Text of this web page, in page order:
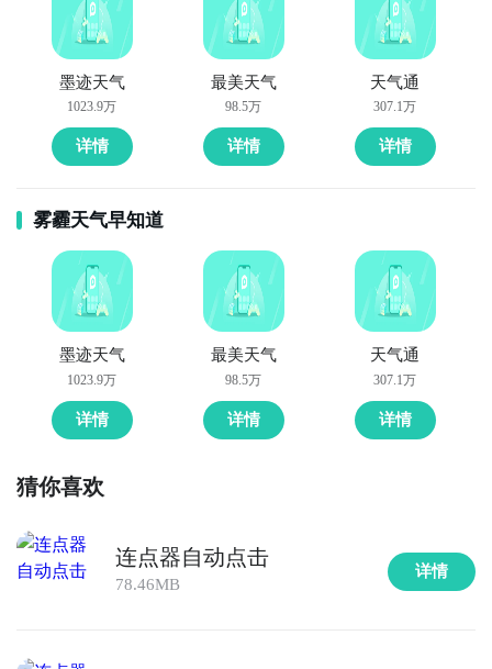
墨迹天气
1023.9万
详情
最美天气
98.5万
详情
天气通
307.1万
详情
雾霾天气早知道
墨迹天气
1023.9万
详情
最美天气
98.5万
详情
天气通
307.1万
详情
猜你喜欢
连点器自动点击
78.46MB
详情